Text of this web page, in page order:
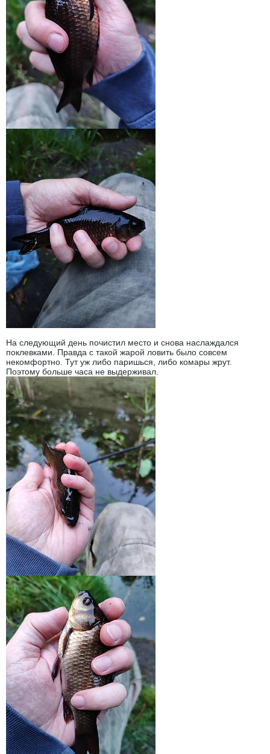
На следующий день почистил место и снова наслаждался
поклевками. Правда с такой жарой ловить было совсем
некомфортно. Тут уж либо паришься, либо комары жрут.
Поэтому больше часа не выдерживал.